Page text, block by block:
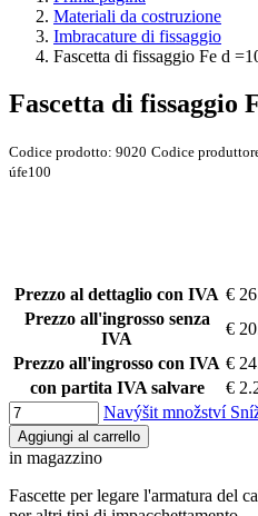
Materiali da costruzione
Imbracature di fissaggio
Fascetta di fissaggio Fe d
Fascetta di fissaggio
Codice prodotto: 9020 Codice
úfe100
Prezzo al dettaglio con IVA €
Prezzo all'ingrosso senza
IVA
€
Prezzo all'ingrosso con IVA €
con partita IVA salvare
€
Navýšit množství
Aggiungi al carrello
in magazzino
Fascette per legare l'armatura del